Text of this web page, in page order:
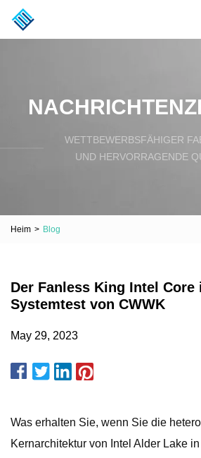
WETTBEWERBSFÄHIGER
UND HERVORRAGENDE
Heim > Blog
Der Fanless King Intel Core
Systemtest von CWWK
May 29, 2023
Was erhalten Sie, wenn Sie die
Kernarchitektur von Intel Alder Lake